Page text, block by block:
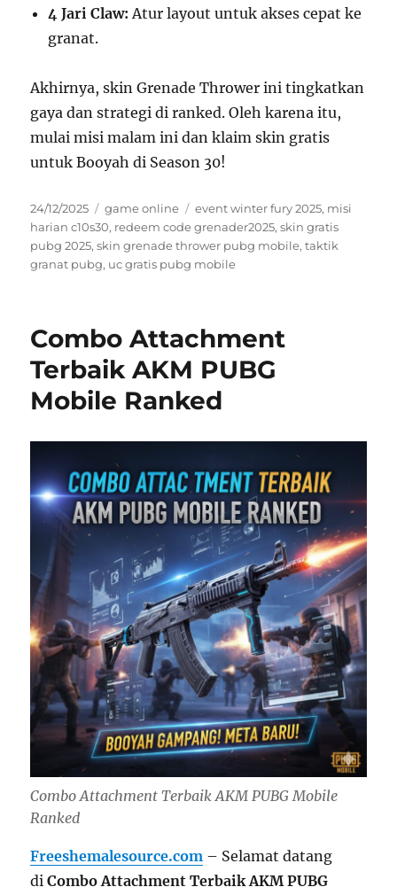
4 Jari Claw: Atur layout untuk akses cepat ke
granat.
Akhirnya, skin Grenade Thrower ini tingkatkan
gaya dan strategi di ranked. Oleh karena itu,
mulai misi malam ini dan klaim skin gratis
untuk Booyah di Season 30!
Posted
on
24/12/2025 Categories
game online Tags
event winter fury 2025, misi
harian c10s30, redeem code grenader2025,skin gratis
pubg 2025,skin grenade thrower pubg mobile,taktik
granat pubg, uc gratis pubg mobile
Combo Attachment
Terbaik AKM PUBG
Mobile Ranked
Combo Attachment Terbaik AKM PUBG Mobile
Ranked
Freeshemalesource.com – Selamat datang
diCombo Attachment Terbaik AKM PUBG